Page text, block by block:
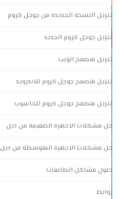
تنزيل النسخة الجديدة من جوجل كروم
تنزيل جوجل كروم الجديد
تنزيل متصفح الويب
تنزيل متصفح جوجل كروم للاندرويد
تنزيل متصفح جوجل كروم للحاسوب
حل مشكلات الاجهزة الضعيفة من ديل
حل مشكلات الاجهزة المتوسطة من ديل
حلول مشاكل الطابعات
روابط